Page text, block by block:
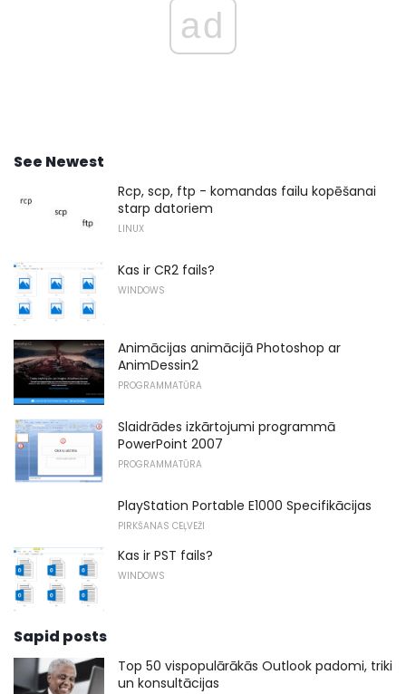
ad
See Newest
Rcp, scp, ftp - komandas failu kopēšanai
starp datoriem
LINUX
Kas ir CR2 fails?
WINDOWS
Animācijas animācijā Photoshop ar
AnimDessin2
PROGRAMMATŪRA
Slaidrādes izkārtojumi programmā
PowerPoint 2007
PROGRAMMATŪRA
PlayStation Portable E1000 Specifikācijas
PIRKŠANAS CEĻVEŽI
Kas ir PST fails?
WINDOWS
Sapid posts
Top 50 vispopulārākās Outlook padomi, triki
un konsultācijas